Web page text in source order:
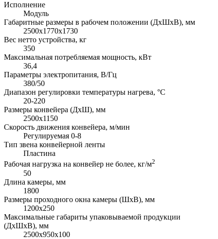
Исполнение
Модуль
Габаритные размеры в рабочем положении (ДхШхВ), мм
2500х1770х1730
Вес нетто устройства, кг
350
Максимальная потребляемая мощность, кВт
36,4
Параметры электропитания, В/Гц
380/50
Диапазон регулировки температуры нагрева, °С
20-220
Размеры конвейера (ДхШ), мм
2500х1150
Скорость движения конвейера, м/мин
Регулируемая 0-8
Тип звена конвейерной ленты
Пластина
Рабочая нагрузка на конвейер не более, кг/м2
50
Длина камеры, мм
1800
Размеры проходного окна камеры (ШхВ), мм
1200х250
Максимальные габариты упаковываемой продукции
(ДхШхВ), мм
2500х950х100